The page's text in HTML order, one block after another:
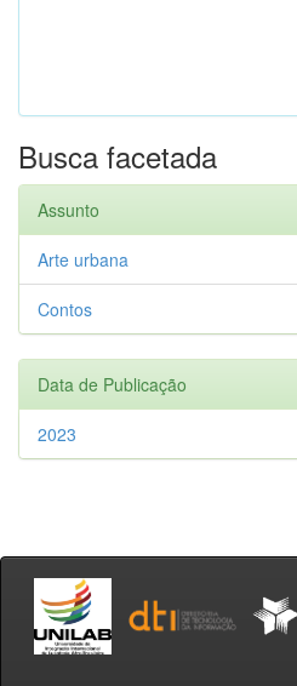
Busca facetada
Assunto
Arte urbana
Contos
Data de Publicação
2023